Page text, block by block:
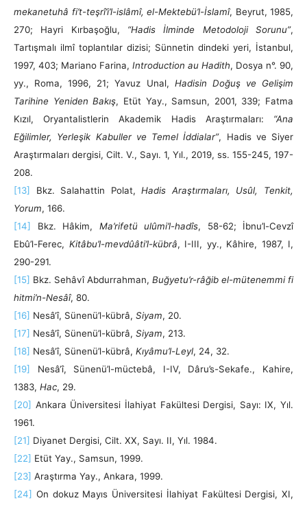
mekanetuhâ fi’t-teşrî’i’l-islâmî, el-Mektebü’l-İslamî, Beyrut, 1985,
270; Hayri Kırbaşoğlu, “Hadis İlminde Metodoloji Sorunu”,
Tartışmalı ilmî toplantılar dizisi; Sünnetin dindeki yeri, İstanbul,
1997, 403; Mariano Farina, Introduction au Hadith, Dosya n°. 90,
yy., Roma, 1996, 21; Yavuz Unal, Hadisin Doğuş ve Gelişim
Tarihine Yeniden Bakış, Etüt Yay., Samsun, 2001, 339; Fatma
Kızıl, Oryantalistlerin Akademik Hadis Araştırmaları: “Ana
Eğilimler, Yerleşik Kabuller ve Temel İddialar”, Hadis ve Siyer
Araştırmaları dergisi, Cilt. V., Sayı. 1, Yıl., 2019, ss. 155-245, 197-
208.
[13]
Bkz. Salahattin Polat,Hadis Araştırmaları, Usûl, Tenkit,
Yorum, 166.
[14]
Bkz. Hâkim, Ma’rifetü ulûmi’l-hadîs, 58-62; İbnu’l-Cevzî
Ebû’l-Ferec, Kitâbu’l-mevdûâti’l-kübrâ, I-III, yy., Kâhire, 1987, I,
290-291.
[15] Bkz. Sehâvî Abdurrahman, Buğyetu’r-râğib el-mütenemmi fi
hitmi’n-Nesâî, 80.
[16] Nesâ‘î, Sünenü’l-kübrâ, Siyam, 20.
[17] Nesâ‘î, Sünenü’l-kübrâ, Siyam, 213.
[18] Nesâ‘î, Sünenü’l-kübrâ, Kıyâmu’l-Leyl, 24, 32.
[19]
Nesâ‘î, Sünenü’l-müctebâ, I-IV, Dâru’s-Sekafe., Kahire,
1383, Hac, 29.
[20] Ankara Üniversitesi İlahiyat Fakültesi Dergisi, Sayı: IX, Yıl.
1961.
[21] Diyanet Dergisi, Cilt. XX, Sayı. II, Yıl. 1984.
[22] Etüt Yay., Samsun, 1999.
[23] Araştırma Yay., Ankara, 1999.
[24] On dokuz Mayıs Üniversitesi İlahiyat Fakültesi Dergisi, XI,